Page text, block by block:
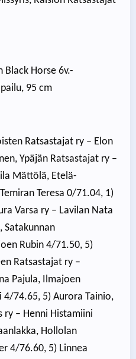
Black Horse 6v.-
95 cm
Ratsastajat ry – Elon
Ypäjän Ratsastajat ry –
Mättölä, Etelä-
Teresa 0/71.04, 1)
Varsa ry – Lavilan Nata
Satakunnan
Rubin 4/71.50, 5)
Ratsastajat ry –
Pajula, Ilmajoen
4/74.65, 5) Aurora Tainio,
ry – Henni Histamiini
Hollolan
4/76.60, 5) Linnea